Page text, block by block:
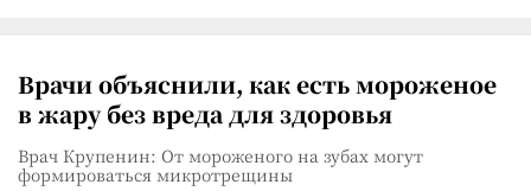
Врачи объяснили, как есть мороженое
в жару без вреда для здоровья
Врач Крупенин: От мороженого на зубах могут
формироваться микротрещины